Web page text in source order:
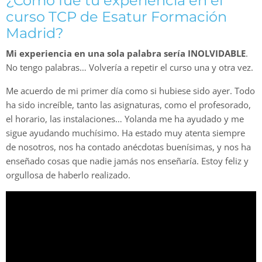
curso TCP de Esatur Formación
Madrid?
Mi experiencia en una sola palabra sería INOLVIDABLE.
No tengo palabras… Volvería a repetir el curso una y otra vez.
Me acuerdo de mi primer día como si hubiese sido ayer. Todo
ha sido increíble, tanto las asignaturas, como el profesorado,
el horario, las instalaciones… Yolanda me ha ayudado y me
sigue ayudando muchísimo. Ha estado muy atenta siempre
de nosotros, nos ha contado anécdotas buenísimas, y nos ha
enseñado cosas que nadie jamás nos enseñaría. Estoy feliz y
orgullosa de haberlo realizado.